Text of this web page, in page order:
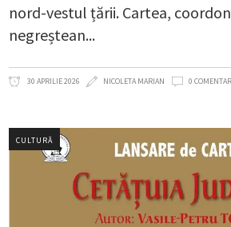
nord-vestul țării. Cartea,
negreștean
30 APRILIE 2026 NICOLETA MARIAN 0
CULTURĂ